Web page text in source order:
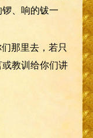
、响的钹一
那里去，若只
教训给你们讲